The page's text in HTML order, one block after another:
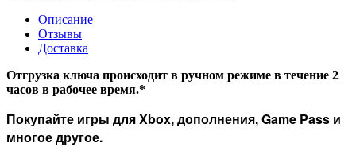
Описание
Отзывы
Доставка
Отгрузка ключа происходит в ручном режиме в течение 2
часов в рабочее время.*
Покупайте игры для Xbox, дополнения, Game Pass и
многое другое.